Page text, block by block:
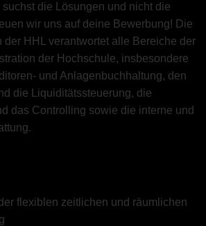
die Lösungen und nicht die
wir uns auf deine Bewerbung! Die
der HHL verantwortet alle Bereiche der
der Hochschule, insbesondere
und Anlagenbuchhaltung, den
die Liquiditätssteuerung, die
das Controlling sowie die interne und
flexiblen zeitlichen und räumlichen